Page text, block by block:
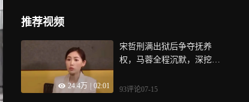
推荐视频
24.4万 02:01
宋哲刑满出狱后争夺抚养
权，马蓉全程沉默，深挖当
93评论07-15